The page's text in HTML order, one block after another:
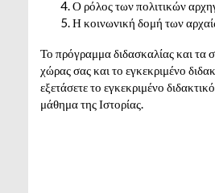
Ο ρόλος των πολιτικών
Η κοινωνική δομή των
Το πρόγραμμα διδασκαλίας και τα
χώρας σας και το εγκεκριμένο
εξετάσετε το εγκεκριμένο
μάθημα της Ιστορίας.